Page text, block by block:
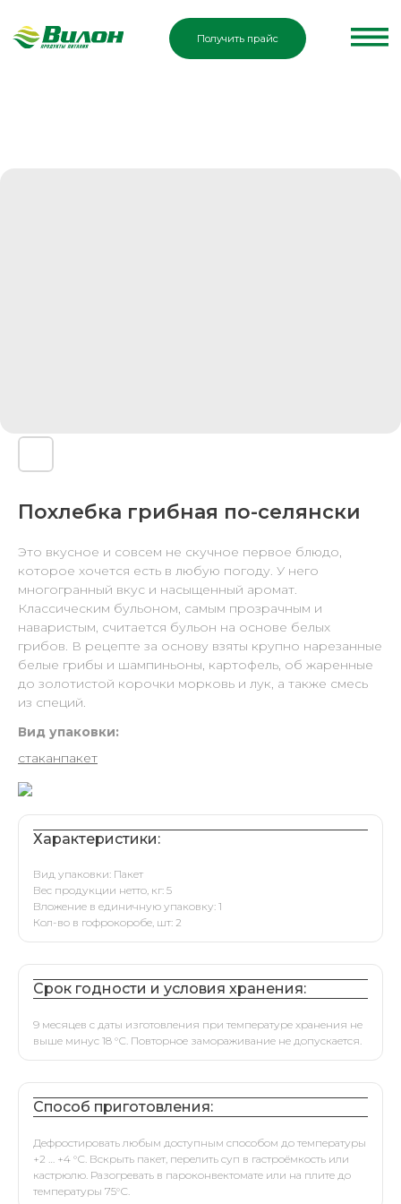
Получить прайс
Похлебка грибная по-селянски
Это вкусное и совсем не скучное первое блюдо,
которое хочется есть в любую погоду. У него
многогранный вкус и насыщенный аромат.
Классическим бульоном, самым прозрачным и
наваристым, считается бульон на основе белых
грибов. В рецепте за основу взяты крупно нарезанные
белые грибы и шампиньоны, картофель, об жаренные
до золотистой корочки морковь и лук, а также смесь
из специй.
Вид упаковки:
стаканпакет
Характеристики:
Вид упаковки: Пакет
Вес продукции нетто, кг: 5
Вложение в единичную упаковку: 1
Кол-во в гофрокоробе, шт: 2
Срок годности и условия хранения:
9 месяцев с даты изготовления при температуре хранения не
выше минус 18 °С. Повторное замораживание не допускается.
Способ приготовления:
Дефростировать любым доступным способом до температуры
+2 … +4 °С. Вскрыть пакет, перелить суп в гастроёмкость или
кастрюлю. Разогревать в пароконвектомате или на плите до
температуры 75°С.